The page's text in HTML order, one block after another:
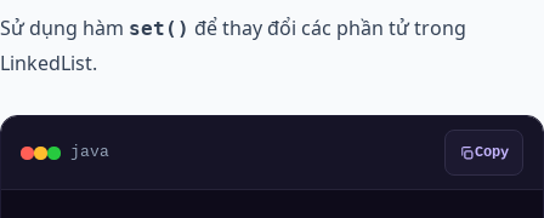
Sử dụng hàm set() để thay đổi các phần tử trong
LinkedList.
java Copy